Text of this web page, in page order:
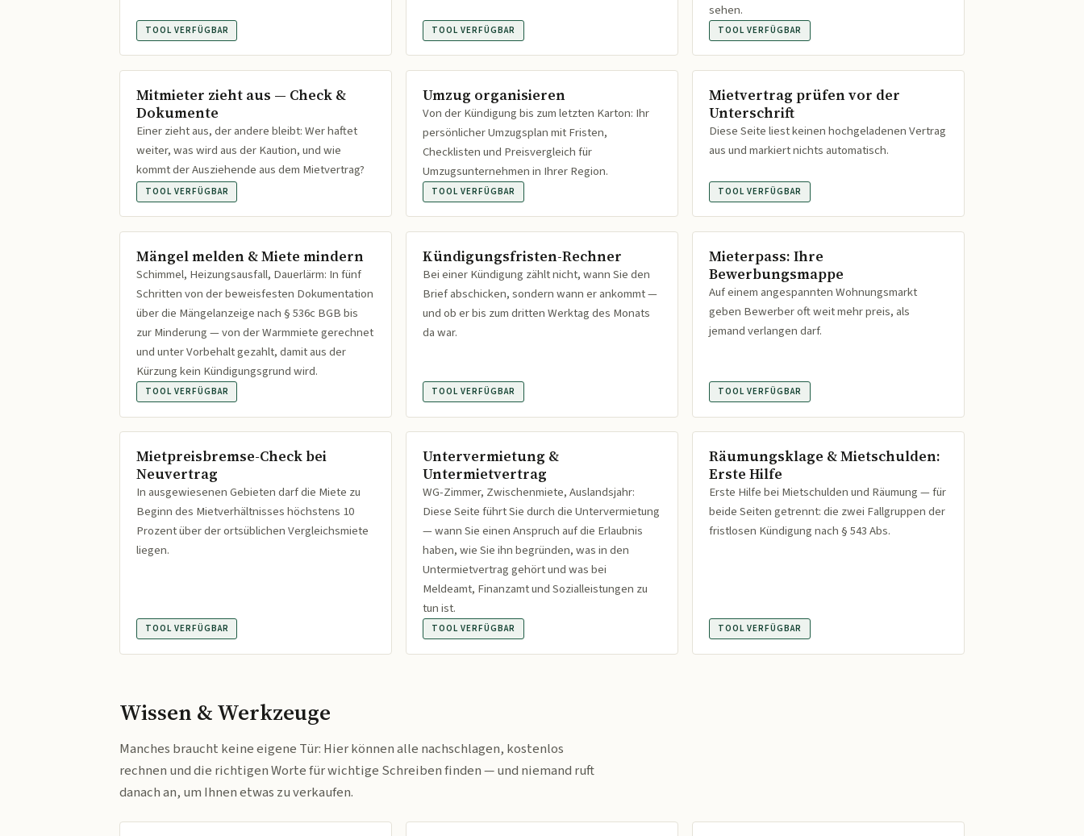
TOOL VERFÜGBAR TOOL VERFÜGBAR
sehen.
TOOL VERFÜGBAR
Mitmieter zieht aus — Check &
Dokumente
Einer zieht aus, der andere bleibt: Wer haftet
weiter, was wird aus der Kaution, und wie
kommt der Ausziehende aus dem Mietvertrag?
TOOL VERFÜGBAR
Umzug organisieren
Von der Kündigung bis zum letzten Karton: Ihr
persönlicher Umzugsplan mit Fristen,
Checklisten und Preisvergleich für
Umzugsunternehmen in Ihrer Region.
TOOL VERFÜGBAR
Mietvertrag prüfen vor der
Unterschrift
Diese Seite liest keinen hochgeladenen Vertrag
aus und markiert nichts automatisch.
TOOL VERFÜGBAR
Mängel melden & Miete mindern
Schimmel, Heizungsausfall, Dauerlärm: In fünf
Schritten von der beweisfesten Dokumentation
über die Mängelanzeige nach § 536c BGB bis
zur Minderung — von der Warmmiete gerechnet
und unter Vorbehalt gezahlt, damit aus der
Kürzung kein Kündigungsgrund wird.
TOOL VERFÜGBAR
Kündigungsfristen-Rechner
Bei einer Kündigung zählt nicht, wann Sie den
Brief abschicken, sondern wann er ankommt —
und ob er bis zum dritten Werktag des Monats
da war.
TOOL VERFÜGBAR
Mieterpass: Ihre
Bewerbungsmappe
Auf einem angespannten Wohnungsmarkt
geben Bewerber oft weit mehr preis, als
jemand verlangen darf.
TOOL VERFÜGBAR
Mietpreisbremse-Check bei
Neuvertrag
In ausgewiesenen Gebieten darf die Miete zu
Beginn des Mietverhältnisses höchstens 10
Prozent über der ortsüblichen Vergleichsmiete
liegen.
TOOL VERFÜGBAR
Untervermietung &
Untermietvertrag
WG-Zimmer, Zwischenmiete, Auslandsjahr:
Diese Seite führt Sie durch die Untervermietung
— wann Sie einen Anspruch auf die Erlaubnis
haben, wie Sie ihn begründen, was in den
Untermietvertrag gehört und was bei
Meldeamt, Finanzamt und Sozialleistungen zu
tun ist.
TOOL VERFÜGBAR
Räumungsklage & Mietschulden:
Erste Hilfe
Erste Hilfe bei Mietschulden und Räumung — für
beide Seiten getrennt: die zwei Fallgruppen der
fristlosen Kündigung nach § 543 Abs.
TOOL VERFÜGBAR
Wissen & Werkzeuge
Manches braucht keine eigene Tür: Hier können alle nachschlagen, kostenlos
rechnen und die richtigen Worte für wichtige Schreiben finden — und niemand ruft
danach an, um Ihnen etwas zu verkaufen.